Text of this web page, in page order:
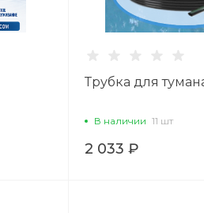
Трубка для
В наличии 11 шт
2 033 ₽